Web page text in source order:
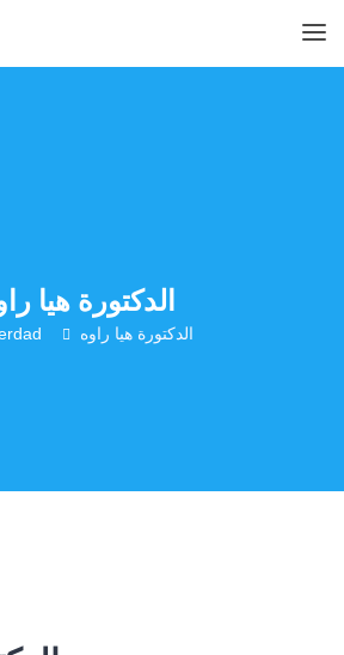
الدكتورة هيا
الدكتورة هيا راوه